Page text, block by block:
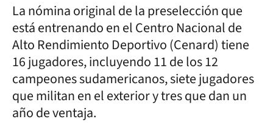
La nómina original de la preselección que
está entrenando en el Centro Nacional de
Alto Rendimiento Deportivo (Cenard) tiene
16 jugadores, incluyendo 11 de los 12
campeones sudamericanos, siete jugadores
que militan en el exterior y tres que dan un
año de ventaja.